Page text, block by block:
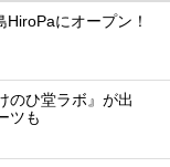
にオープン！
のひ堂ラボ』が出
ツも